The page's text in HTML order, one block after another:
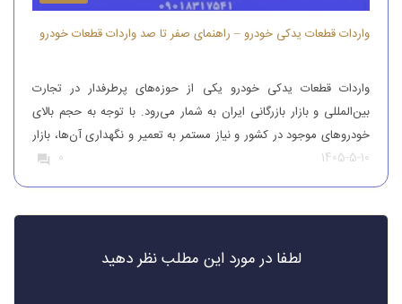
واردات قطعات یدکی خودرو – راهنمای صفر تا صد واردات قطعات خودرو
واردات قطعات یدکی خودرو یکی از حوزه‌های پرطرفدار در تجارت
بین‌المللی و بازار بازرگانی ایران به شمار می‌رود. با توجه به حجم بالای
خودروهای موجود در کشور و نیاز مستمر به تعمیر و نگهداری آن‌ها، بازار
قطعات یدکی همواره از تقاضای قابل‌توجهی برخوردار بوده است. افرادی
که قصد واردات قطعات یدکی خودرو را دارند، باید […]
1405-5-10
0
لطفا در مورد این مطلب نظر دهید